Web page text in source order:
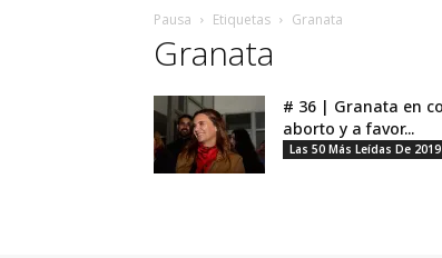
Pausa Etiquetas Granata
Granata
# 36 | Granata en
aborto y a favor...
Las 50 Más Leídas De 2019